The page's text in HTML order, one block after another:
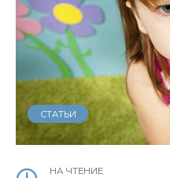
СТАТЬИ
НА ЧТЕНИЕ